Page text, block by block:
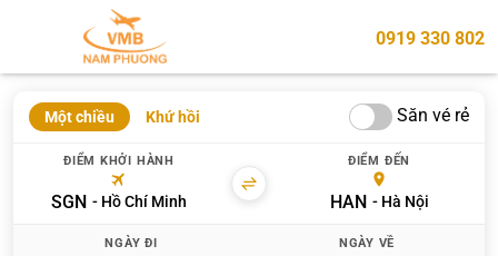
0919 330 802
Một chiều Khứ hồi Săn vé rẻ
ĐIỂM KHỞI HÀNH
SGN Hồ Chí Minh
ĐIỂM ĐẾN
HAN Hà Nội
NGÀY ĐI NGÀY VỀ